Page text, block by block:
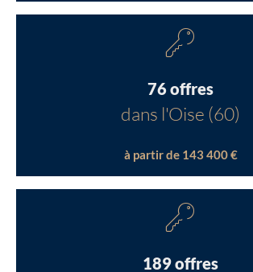
76 offres
dans l'Oise (60)
à partir de 143 400 €
189 offres